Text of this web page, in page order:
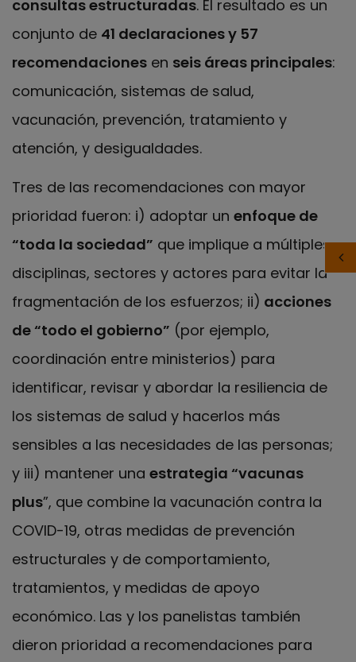
consultas estructuradas. El resultado es un
conjunto de 41 declaraciones y 57
recomendaciones en seis áreas principales:
comunicación, sistemas de salud,
vacunación, prevención, tratamiento y
atención, y desigualdades.
Tres de las recomendaciones con mayor
prioridad fueron: i) adoptar un enfoque de
“toda la sociedad” que implique a múltiples
disciplinas, sectores y actores para evitar la
fragmentación de los esfuerzos; ii) acciones
de “todo el gobierno” (por ejemplo,
coordinación entre ministerios) para
identificar, revisar y abordar la resiliencia de
los sistemas de salud y hacerlos más
sensibles a las necesidades de las personas;
y iii) mantener una estrategia “vacunas
plus”, que combine la vacunación contra la
COVID-19, otras medidas de prevención
estructurales y de comportamiento,
tratamientos, y medidas de apoyo
económico. Las y los panelistas también
dieron prioridad a recomendaciones para